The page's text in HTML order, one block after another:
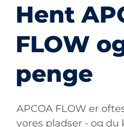
Hent
FLOW
penge
APCOA FLOW er
vores pladser - og du